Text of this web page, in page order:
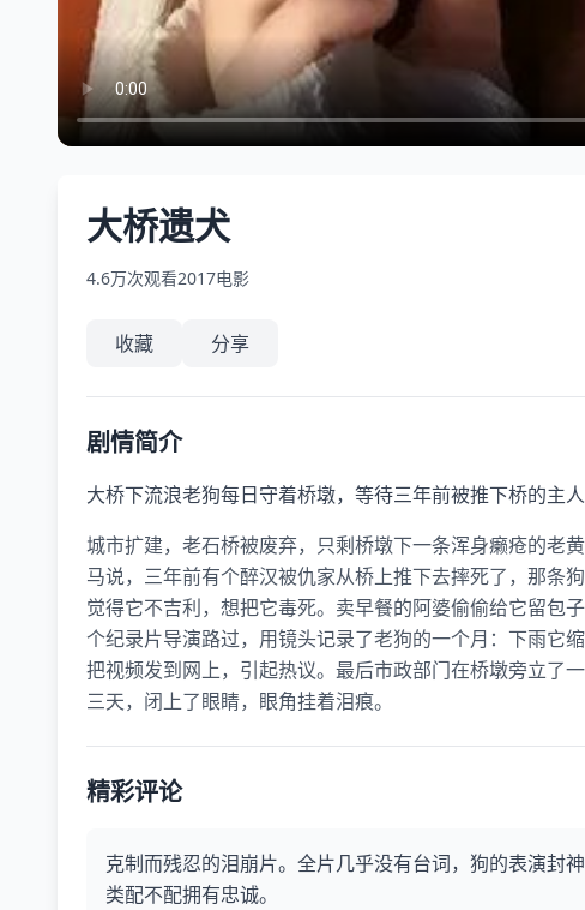
大桥遗犬
4.6万次观看2017电影
收藏 分享
剧情简介
大桥下流浪老狗每日守着桥墩，等待三年前被推下桥的主人
城市扩建，老石桥被废弃，只剩桥墩下一条浑身癞疮的老
马说，三年前有个醉汉被仇家从桥上推下去摔死了，那条
觉得它不吉利，想把它毒死。卖早餐的阿婆偷偷给它留包
个纪录片导演路过，用镜头记录了老狗的一个月：下雨它
把视频发到网上，引起热议。最后市政部门在桥墩旁立了
三天，闭上了眼睛，眼角挂着泪痕。
精彩评论
克制而残忍的泪崩片。全片几乎没有台词，狗的表演封
类配不配拥有忠诚。